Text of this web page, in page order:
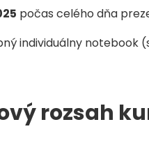
počas celého dňa
individuálny notebook
rozsah